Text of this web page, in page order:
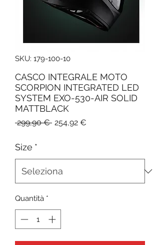
SKU: 179-100-10
CASCO INTEGRALE MOTO
SCORPION INTEGRATED LED
SYSTEM EXO-530-AIR SOLID
MATTBLACK
299,90 € Prezzo
254,92 €
Size *
Quantità *